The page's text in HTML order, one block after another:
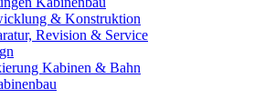
& Konstruktion
Revision & Service
Kabinen & Bahn